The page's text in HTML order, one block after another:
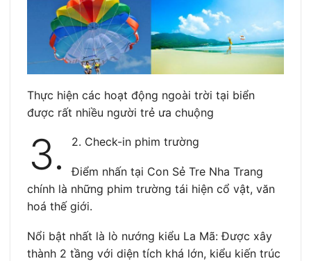
Thực hiện các hoạt động ngoài trời tại biển
được rất nhiều người trẻ ưa chuộng
3. 2. Check-in phim trường
Điểm nhấn tại Con Sẻ Tre Nha Trang
chính là những phim trường tái hiện cổ vật, văn
hoá thế giới.
Nổi bật nhất là lò nướng kiểu La Mã: Được xây
thành 2 tầng với diện tích khá lớn, kiểu kiến trúc